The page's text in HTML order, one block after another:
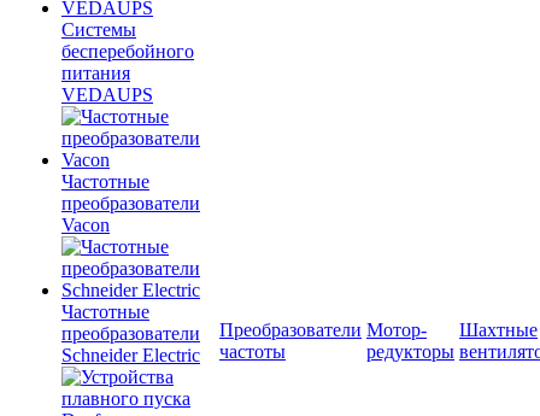
Системы
бесперебойного
питания
VEDAUPS
Частотные
преобразователи
Vacon
Частотные
преобразователи
Schneider Electric
Преобразователи
частоты
Мотор-
редукторы
Шахтные